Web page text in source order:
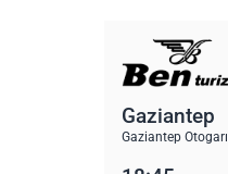
Gaziantep
Gaziantep Otogarı